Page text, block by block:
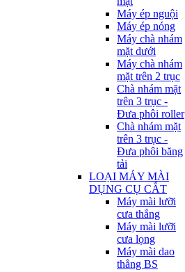
Máy ép nguội
Máy ép nóng
Máy chà nhám
mặt dưới
Máy chà nhám
mặt trên 2 trục
Chà nhám mặt
trên 3 trục -
Đưa phôi roller
Chà nhám mặt
trên 3 trục -
Đưa phôi băng
tải
LOẠI MÁY MÀI
DỤNG CỤ CẮT
Máy mài lưỡi
cưa thẳng
Máy mài lưỡi
cưa lọng
Máy mài dao
thẳng BS